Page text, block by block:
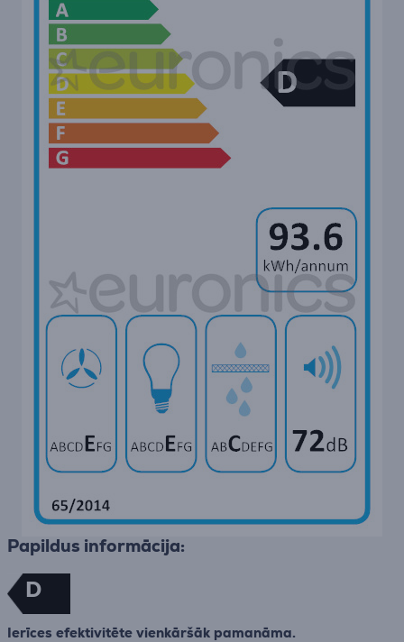
Papildus informācija:
D
Ierīces efektivitēte vienkāršāk pamanāma.